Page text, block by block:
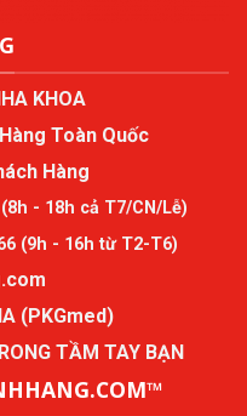
KHOA
Toàn Quốc
Hàng
(8h - 18h cả T7/CN/Lễ)
(9h - 16h từ T2-T6)
(PKGmed)
TẦM TAY BẠN